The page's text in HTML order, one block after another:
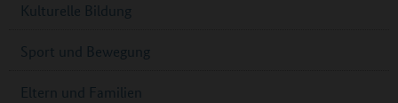
Kulturelle Bildung
Sport und Bewegung
Eltern und Familien